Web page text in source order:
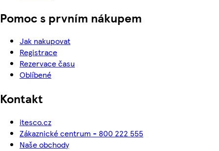
Pomoc s prvním nákupem
Jak nakupovat
Registrace
Rezervace času
Oblíbené
Kontakt
itesco.cz
Zákaznické centrum - 800 222 555
Naše obchody